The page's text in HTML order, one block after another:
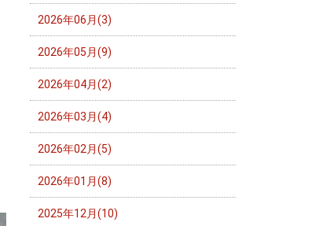
2026年06月(3)
2026年05月(9)
2026年04月(2)
2026年03月(4)
2026年02月(5)
2026年01月(8)
2025年12月(10)